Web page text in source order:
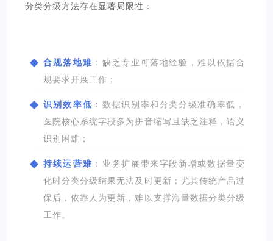
分类分级方法存在显著局限性：
合规落地难 ： 缺乏专业可落地经验，难以依据合
规要求开展工作；
识别效率低 ： 数据识别率和分类分级准确率低，
医院核心系统字段多为拼音缩写且缺乏注释，语义
识别困难；
持续运营难 ： 业务扩展带来字段新增或数据量变
化时分类分级结果无法及时更新；尤其传统产品过
保后，依靠人为更新，难以支撑海量数据分类分级
工作。